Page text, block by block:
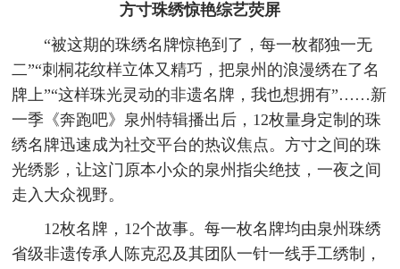
方寸珠绣惊艳综艺荧屏
“被这期的珠绣名牌惊艳到了，每一枚都独一无
二”“刺桐花纹样立体又精巧，把泉州的浪漫绣在了名
牌上”“这样珠光灵动的非遗名牌，我也想拥有”……新
一季《奔跑吧》泉州特辑播出后，12枚量身定制的珠
绣名牌迅速成为社交平台的热议焦点。方寸之间的珠
光绣影，让这门原本小众的泉州指尖绝技，一夜之间
走入大众视野。
12枚名牌，12个故事。每一枚名牌均由泉州珠绣
省级非遗传承人陈克忍及其团队一针一线手工绣制，